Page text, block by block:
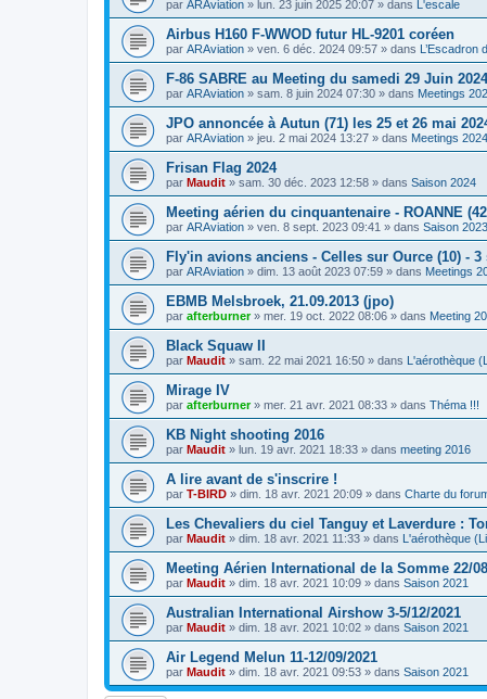
par ARAviation » lun. 23 juin 2025 20:07 » dans L'escale
Airbus H160 F-WWOD futur HL-9201 coréen
par ARAviation » ven. 6 déc. 2024 09:57 » dans L’Escadron
F-86 SABRE au Meeting du samedi 29 Juin
par ARAviation » sam. 8 juin 2024 07:30 » dans Meetings
JPO annoncée à Autun (71) les 25 et 26 mai
par ARAviation » jeu. 2 mai 2024 13:27 » dans Meetings 2024
Frisan Flag 2024
par Maudit » sam. 30 déc. 2023 12:58 » dans Saison 2024
Meeting aérien du cinquantenaire - ROANNE
par ARAviation » ven. 8 sept. 2023 09:41 » dans Saison 2023
Fly'in avions anciens - Celles sur Ource (10) - 3
par ARAviation » dim. 13 août 2023 07:59 » dans Meetings
EBMB Melsbroek, 21.09.2013 (jpo)
par afterburner» mer. 19 oct. 2022 08:06 » dans Meeting
Black Squaw II
par Maudit » sam. 22 mai 2021 16:50 » dans L'aérothèque
Mirage IV
par afterburner» mer. 21 avr. 2021 08:33 » dans Théma !!!
KB Night shooting 2016
par Maudit » lun. 19 avr. 2021 18:33 » dans meeting 2016
A lire avant de s'inscrire !
par T-BIRD » dim. 18 avr. 2021 20:09 » dans Charte du
Les Chevaliers du ciel Tanguy et Laverdure :
par Maudit » dim. 18 avr. 2021 11:33 » dans L'aérothèque
Meeting Aérien International de la Somme 22/
par Maudit » dim. 18 avr. 2021 10:09 » dans Saison 2021
Australian International Airshow 3-5/12/2021
par Maudit » dim. 18 avr. 2021 10:02 » dans Saison 2021
Air Legend Melun 11-12/09/2021
par Maudit » dim. 18 avr. 2021 09:53 » dans Saison 2021